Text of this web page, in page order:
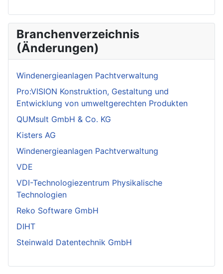
Branchenverzeichnis
(Änderungen)
Windenergieanlagen Pachtverwaltung
Pro:VISION Konstruktion, Gestaltung und
Entwicklung von umweltgerechten Produkten
QUMsult GmbH & Co. KG
Kisters AG
Windenergieanlagen Pachtverwaltung
VDE
VDI-Technologiezentrum Physikalische
Technologien
Reko Software GmbH
DIHT
Steinwald Datentechnik GmbH